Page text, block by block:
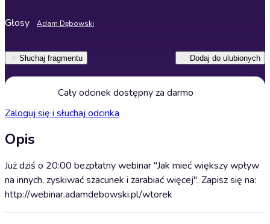
Głosy Adam Dębowski
Słuchaj fragmentu Dodaj do ulubionych
Cały odcinek dostępny za darmo
Zaloguj się i słuchaj odcinka
Opis
Już dziś o 20:00 bezpłatny webinar "Jak mieć większy wpływ
na innych, zyskiwać szacunek i zarabiać więcej". Zapisz się na:
http://webinar.adamdebowski.pl/wtorek